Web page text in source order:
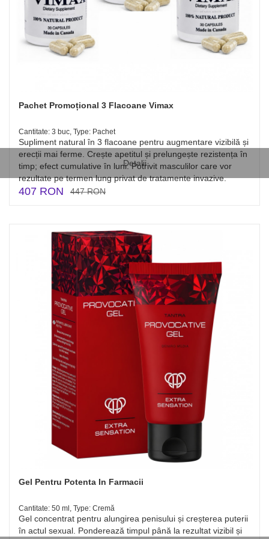
Detalii
Pachet Promoțional 3 Flacoane Vimax
Cantitate: 3 buc, Type: Pachet
Supliment natural în 3 flacoane pentru augmentare vizibilă și
erecții mai ferme. Crește apetitul și prelungește rezistența în
timp; efect cumulative în luni. Potrivit masculilor care vor
rezultate pe termen lung privat de tratamente invazive.
407 RON 447 RON
Gel Pentru Potenta In Farmacii
Cantitate: 50 ml, Type: Cremă
Gel concentrat pentru alungirea penisului și creșterea puterii
în actul sexual. Ponderează timpul până la rezultat vizibil și